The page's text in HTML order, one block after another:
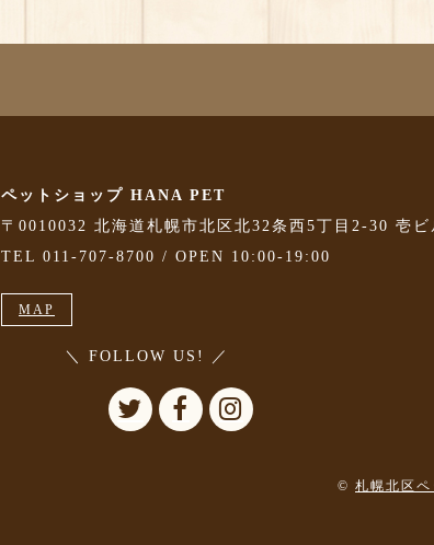
ペットショップ HANA PET
〒0010032 北海道札幌市北区北32条西5丁目2-30 壱ビ
TEL 011-707-8700 / OPEN 10:00-19:00
MAP
＼ FOLLOW US! ／
© 札幌北区